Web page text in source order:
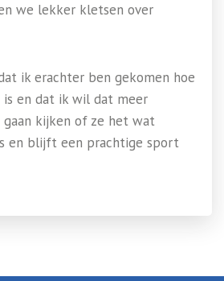
we lekker kletsen over
ik erachter ben gekomen hoe
en dat ik wil dat meer
gaan kijken of ze het wat
en blijft een prachtige sport